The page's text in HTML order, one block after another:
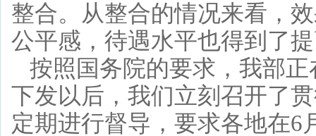
整合。从整合的情况来看，
公平感，待遇水平也得到了
按照国务院的要求，我部
下发以后，我们立刻召开了
定期进行督导，要求各地在6